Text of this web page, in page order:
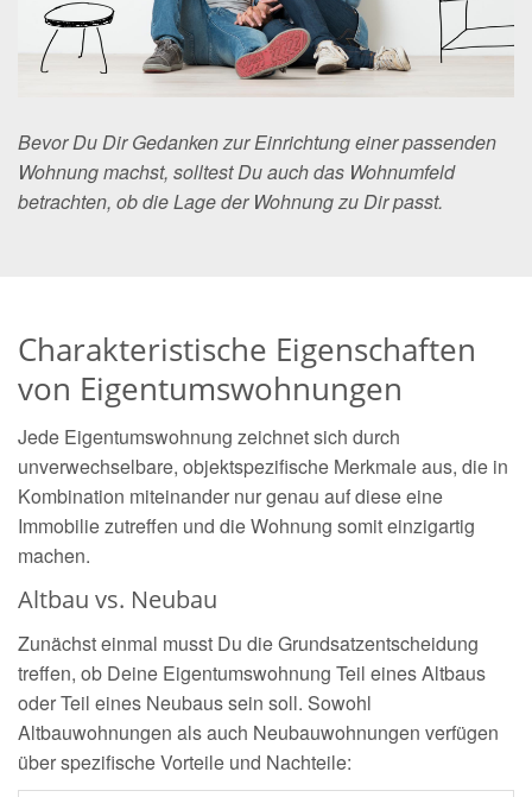
Bevor Du Dir Gedanken zur Einrichtung einer passenden
Wohnung machst, solltest Du auch das Wohnumfeld
betrachten, ob die Lage der Wohnung zu Dir passt.
Charakteristische Eigenschaften
von Eigentumswohnungen
Jede Eigentumswohnung zeichnet sich durch
unverwechselbare, objektspezifische Merkmale aus, die in
Kombination miteinander nur genau auf diese eine
Immobilie zutreffen und die Wohnung somit einzigartig
machen.
Altbau vs. Neubau
Zunächst einmal musst Du die Grundsatzentscheidung
treffen, ob Deine Eigentumswohnung Teil eines Altbaus
oder Teil eines Neubaus sein soll. Sowohl
Altbauwohnungen als auch Neubauwohnungen verfügen
über spezifische Vorteile und Nachteile: